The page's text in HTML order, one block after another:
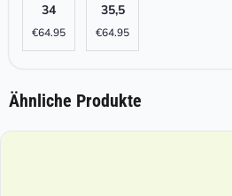
34
€64.95
35,5
€64.95
Ähnliche Produkte